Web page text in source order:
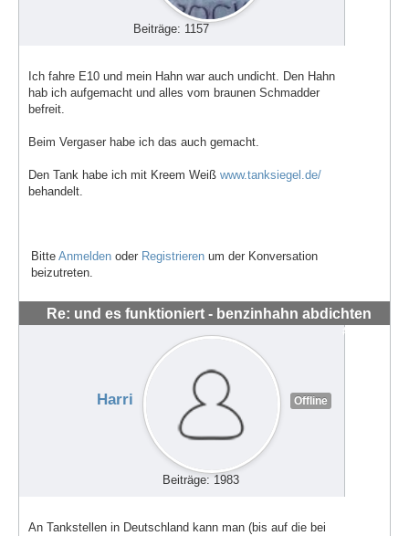
Beiträge: 1157
Ich fahre E10 und mein Hahn war auch undicht. Den Hahn
hab ich aufgemacht und alles vom braunen Schmadder
befreit.
Beim Vergaser habe ich das auch gemacht.
Den Tank habe ich mit Kreem Weiß www.tanksiegel.de/
behandelt.
Bitte Anmelden oder Registrieren um der Konversation
beizutreten.
Re: und es funktioniert - benzinhahn abdichten
#56293
Harri Offline
Beiträge: 1983
An Tankstellen in Deutschland kann man (bis auf die bei